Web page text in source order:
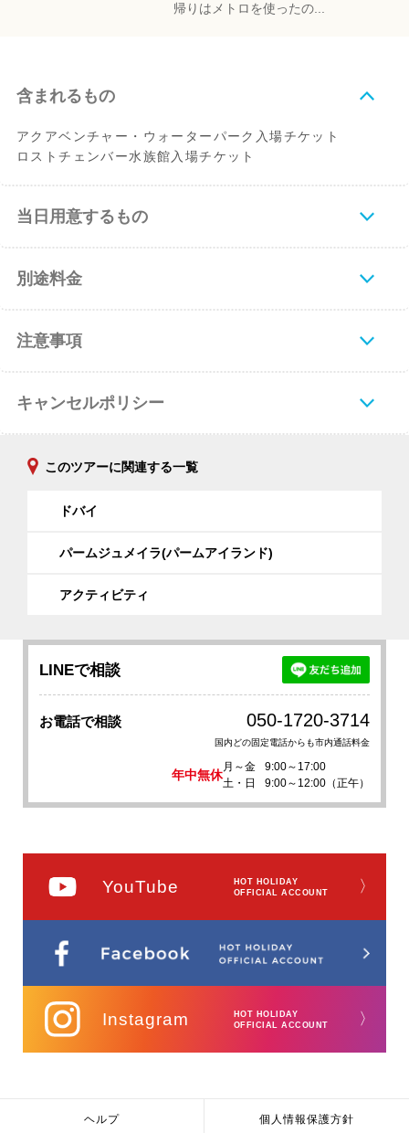
帰りはメトロを使ったの...
含まれるもの
アクアベンチャー・ウォーターパーク入場チケット
ロストチェンバー水族館入場チケット
当日用意するもの
別途料金
注意事項
キャンセルポリシー
このツアーに関連する一覧
ドバイ
パームジュメイラ(パームアイランド)
アクティビティ
LINEで相談
お電話で相談 050-1720-3714
国内どの固定電話からも市内通話料金
年中無休
月～金
9:00～17:00
土・日
9:00～12:00（正午）
YouTube
HOT HOLIDAY
OFFICIAL ACCOUNT
〉
Instagram
HOT HOLIDAY
OFFICIAL ACCOUNT
〉
ヘルプ 個人情報保護方針